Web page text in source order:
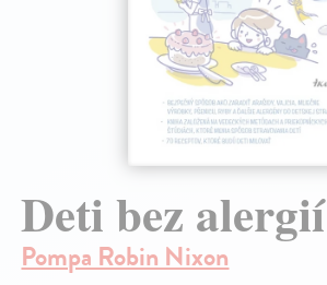
Deti bez alergií
Pompa Robin Nixon